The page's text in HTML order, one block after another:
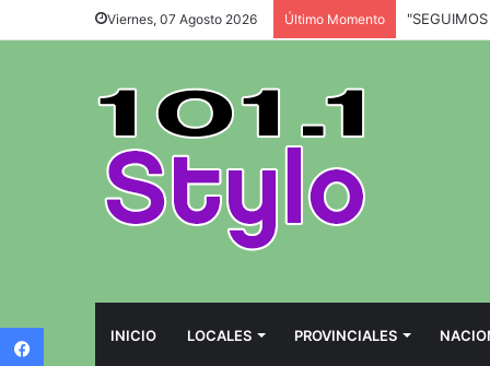
Viernes, 07 Agosto 2026 Último Momento
INICIO LOCALES PROVINCIALES